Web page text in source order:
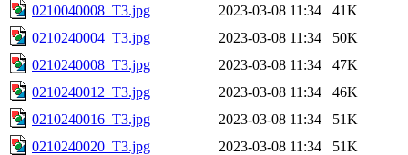
0210040008_T3.jpg
2023-03-08 11:34
41K
0210240004_T3.jpg
2023-03-08 11:34
50K
0210240008_T3.jpg
2023-03-08 11:34
47K
0210240012_T3.jpg
2023-03-08 11:34
46K
0210240016_T3.jpg
2023-03-08 11:34
51K
0210240020_T3.jpg
2023-03-08 11:34
51K